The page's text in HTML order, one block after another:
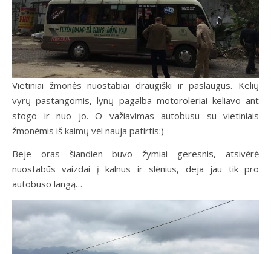
Vietiniai žmonės nuostabiai draugiški ir paslaugūs. Kelių
vyrų pastangomis, lynų pagalba motoroleriai keliavo ant
stogo ir nuo jo. O važiavimas autobusu su vietiniais
žmonėmis iš kaimų vėl nauja patirtis:)
Beje oras šiandien buvo žymiai geresnis, atsivėrė
nuostabūs vaizdai į kalnus ir slėnius, deja jau tik pro
autobuso langą…